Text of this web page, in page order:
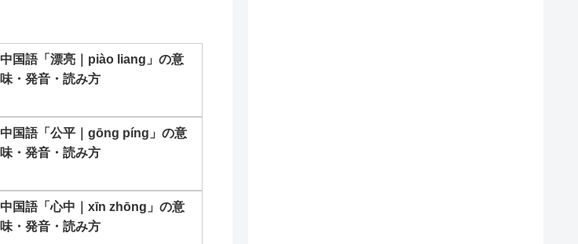
中国語「漂亮｜piào liang」の意
味・発音・読み方
中国語「公平｜gōng píng」の意
味・発音・読み方
中国語「心中｜xīn zhōng」の意
味・発音・読み方